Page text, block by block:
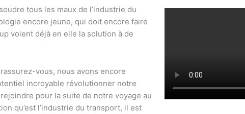
tous les maux de l’industrie du
encore jeune, qui doit encore faire
voient déjà en elle la solution à de
vous, nous avons encore
incroyable révolutionner notre
pour la suite de notre voyage au
qu’est l’industrie du transport, il est